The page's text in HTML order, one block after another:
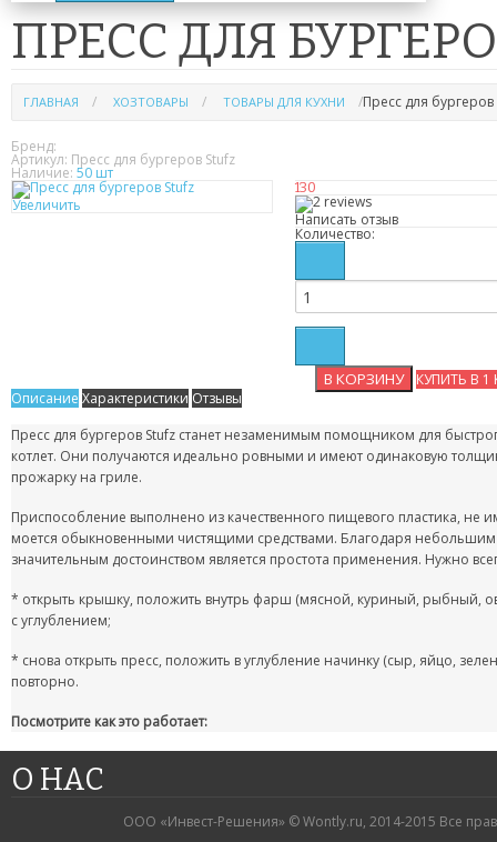
ПРЕСС ДЛЯ
ГЛАВНАЯ ХОЗТОВАРЫ ТОВАРЫ ДЛЯ КУХНИ Пресс для бургеров
Бренд:
Артикул: Пресс для бургеров Stufz
Наличие: 50 шт
Увеличить
130
Написать отзыв
Количество:
КУПИТЬ В 1
Описание Характеристики Отзывы
Пресс для бургеров Stufz станет незаменимым помощником для
котлет. Они получаются идеально ровными и имеют одинаковую
прожарку на гриле.
Приспособление выполнено из качественного пищевого пластика, не
моется обыкновенными чистящими средствами. Благодаря
значительным достоинством является простота применения. Нужно
* открыть крышку, положить внутрь фарш (мясной, куриный, рыбный,
с углублением;
* снова открыть пресс, положить в углубление начинку (сыр, яйцо,
повторно.
Посмотрите как это работает:
О НАС
ООО «Инвест-Решения» © Wontly.ru, 2014-2015 Все